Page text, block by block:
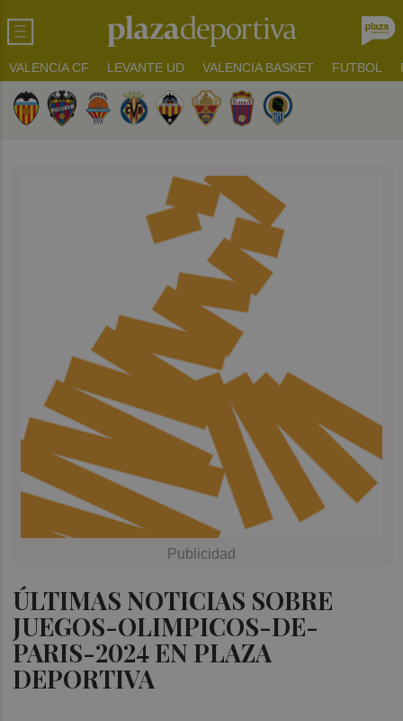
VALENCIA CF LEVANTE UD VALENCIA BASKET FUTBOL
ÚLTIMAS NOTICIAS SOBRE
JUEGOS-OLIMPICOS-DE-
PARIS-2024 EN PLAZA
DEPORTIVA